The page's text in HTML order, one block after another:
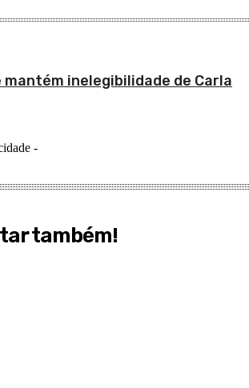
mantém inelegibilidade de Carla
-
também!